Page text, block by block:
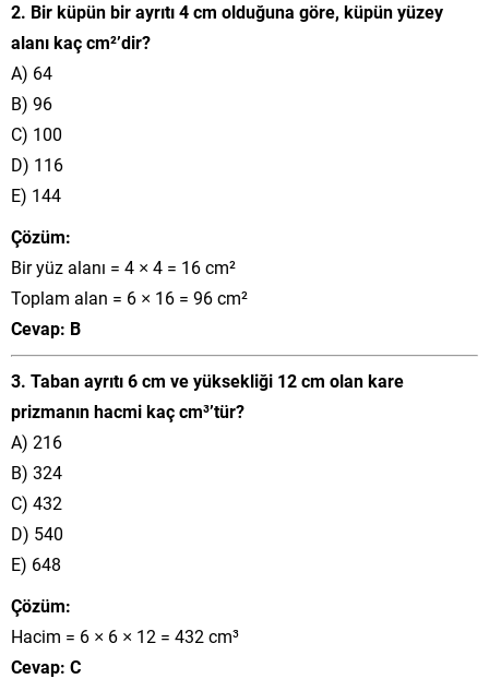
2. Bir küpün bir ayrıtı 4 cm olduğuna göre, küpün yüzey
alanı kaç cm²’dir?
A) 64
B) 96
C) 100
D) 116
E) 144
Çözüm:
Bir yüz alanı = 4 × 4 = 16 cm²
Toplam alan = 6 × 16 = 96 cm²
Cevap: B
3. Taban ayrıtı 6 cm ve yüksekliği 12 cm olan kare
prizmanın hacmi kaç cm³’tür?
A) 216
B) 324
C) 432
D) 540
E) 648
Çözüm:
Hacim = 6 × 6 × 12 = 432 cm³
Cevap: C